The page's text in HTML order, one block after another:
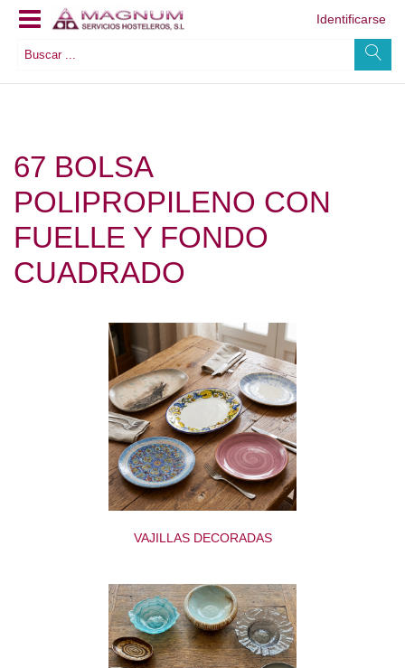
Identificarse
67 BOLSA
POLIPROPILENO CON
FUELLE Y FONDO
CUADRADO
VAJILLAS DECORADAS